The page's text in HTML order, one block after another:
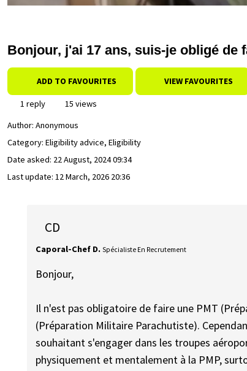
Bonjour, j'ai 17 ans, suis-je obligé de
ADD TO FAVOURITES VIEW FAVOURITES
1 reply
15 views
Author: Anonymous
Category: Eligibility advice, Eligibility
Date asked: 22 August, 2024 09:34
Last update: 12 March, 2026 20:36
CD
Caporal-Chef D. Spécialiste En Recrutement
Bonjour,
Il n'est pas obligatoire de faire une PMT
(Préparation Militaire Parachutiste).
souhaitant s'engager dans les troupes
physiquement et mentalement à la PMP,